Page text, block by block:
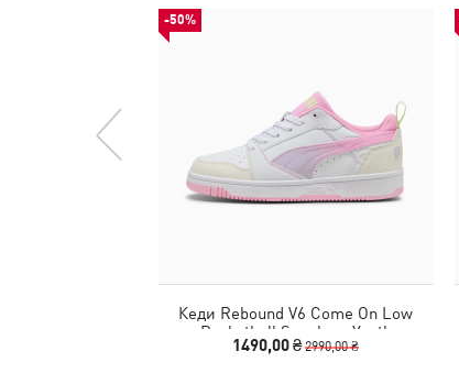
-50%
Кеди Rebound V6 Come On Low
Basketball Sneakers Youth
1490,00 ₴2990,00 ₴